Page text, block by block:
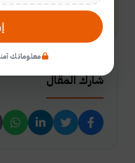
شارك المقال
معلوماتك